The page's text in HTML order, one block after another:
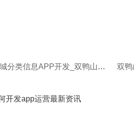
双鸭山同城分类信息APP开发_双鸭山同城货运APP软件开发技术解决方案
开发app运营最新资讯